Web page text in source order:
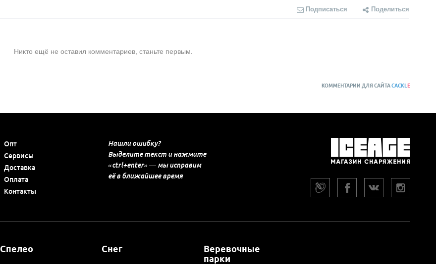
Подписаться Поделиться
Никто ещё не оставил комментариев, станьте первым.
КОММЕНТАРИИ ДЛЯ САЙТАCACKL E
Опт
Сервисы
Доставка
Оплата
Контакты
Нашли ошибку?
Выделите текст и нажмите
«ctrl+enter» — мы исправим
её в ближайшее время
Спелео Снег
Веревочные
парки